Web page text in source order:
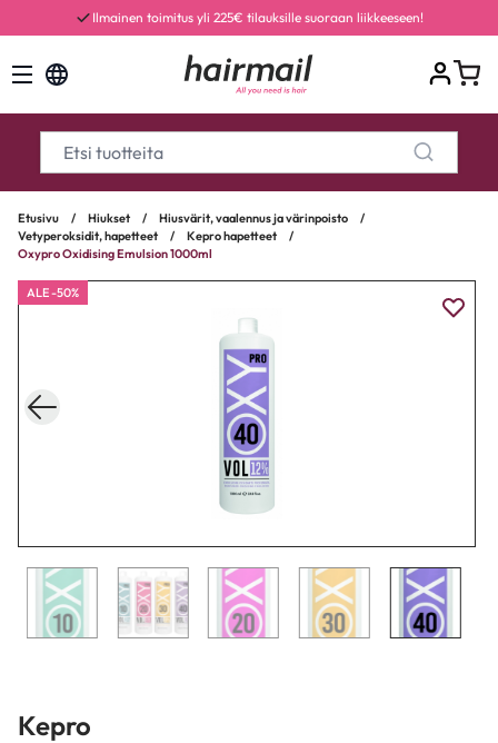
Ilmainen toimitus yli 225€ tilauksille suoraan liikkeeseen!
Etusivu / Hiukset / Hiusvärit, vaalennus ja värinpoisto
/
Vetyperoksidit, hapetteet
/ Kepro hapetteet
/
Oxypro Oxidising Emulsion 1000ml
ALE -50%
Kepro